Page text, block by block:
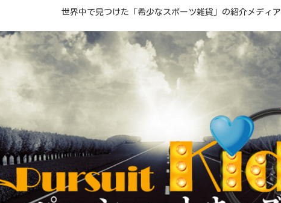
世界中で見つけた「希少なスポーツ雑貨」の紹介メディア